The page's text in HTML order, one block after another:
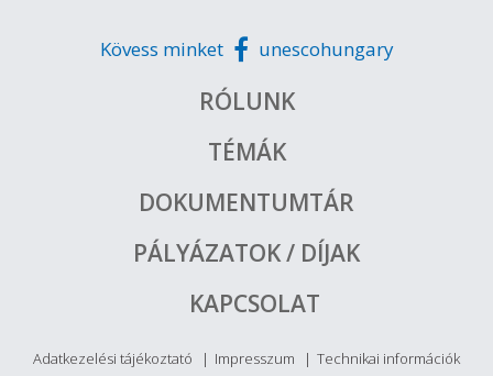
Kövess minket unescohungary
RÓLUNK
TÉMÁK
DOKUMENTUMTÁR
PÁLYÁZATOK / DÍJAK
KAPCSOLAT
Adatkezelési tájékoztató Impresszum
Technikai információk